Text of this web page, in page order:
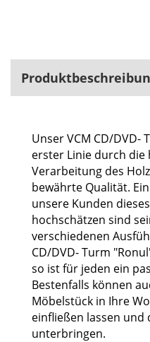
Unser VCM CD/
erster Linie durch die
Verarbeitung des
bewährte Qualität.
unsere Kunden
hochschätzen sind
verschiedenen
CD/DVD- Turm
so ist für jeden ein
Bestenfalls können
Möbelstück in Ihre
einfließen lassen und
unterbringen.